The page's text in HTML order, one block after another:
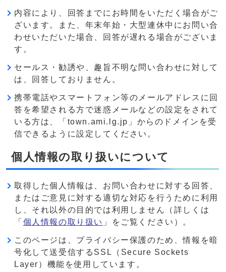
内容により、回答までにお時間をいただく場合がご
ざいます。また、年末年始・大型連休中にお問い合
わせいただいた場合、回答が遅れる場合がございま
す。
セールス・勧誘や、趣旨不明な問い合わせに対して
は、回答しておりません。
携帯電話やスマートフォン等のメールアドレスに回
答を希望される方で迷惑メールなどの設定をされて
いる方は、「town.ami.lg.jp」からのドメインを受
信できるように設定してください。
個人情報の取り扱いについて
取得した個人情報は、お問い合わせに対する回答、
またはご意見に対する適切な対応を行うために利用
し、それ以外の目的では利用しません（詳しくは
「 個人情報の取り扱い 」をご覧ください）。
このページは、プライバシー保護のため、情報を暗
号化して送受信するSSL（Secure Sockets
Layer）機能を使用しています。